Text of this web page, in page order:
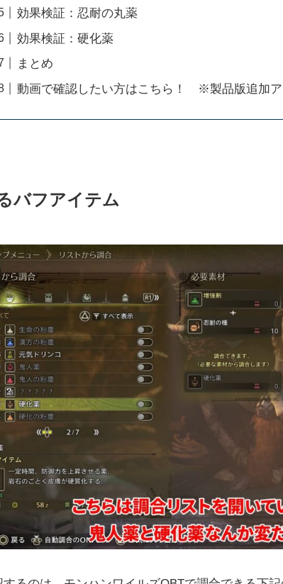
効果検証：忍耐の丸薬
効果検証：硬化薬
まとめ
動画で確認したい方はこちら！ ※製品版追加ア
バフアイテム